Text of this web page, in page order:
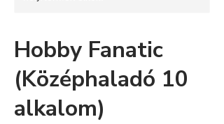
Hobby Fanatic
(Középhaladó 10
alkalom)